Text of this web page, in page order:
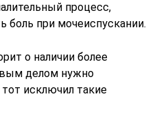
процесс,
при мочеиспускании.
о наличии более
делом нужно
исключил такие